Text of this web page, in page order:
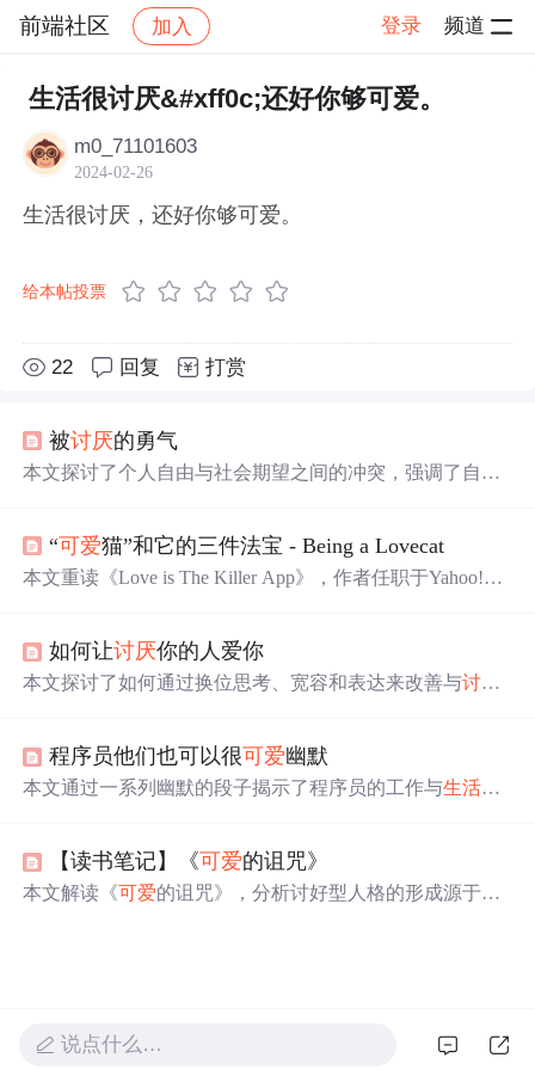
前端社区 加入 登录 频道
社区 前端社区 感慨 帖子详情
生活很讨厌&#xff0c;还好你够可爱。
m0_71101603
2024-02-26
生活很讨厌，还好你够可爱。
给本帖投票
22 回复 打赏
被讨厌的勇气
本文探讨了个人自由与社会期望之间的冲突，强调了自我
人际关系的复杂性，提倡依据个人价值观生活，而非迎合
他人期待。
“可爱猫”和它的三件法宝 - Being a Lovecat
本文重读《Love is The Killer App》，作者任职于Yahoo!。
时代精神。我们应做“可爱猫”，发现
如何让讨厌你的人爱你
本文探讨了如何通过换位思考、宽容和表达来改善与讨厌
程序员他们也可以很可爱幽默
本文通过一系列幽默的段子揭示了程序员的工作与生活状
【读书笔记】《可爱的诅咒》
本文解读《可爱的诅咒》，分析讨好型人格的形成源于童
说点什么…